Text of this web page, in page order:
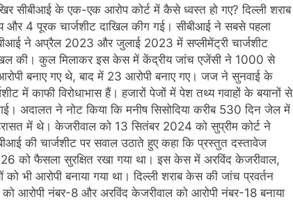
सीबीआई के एक-एक आरोप कोर्ट में कैसे ध्वस्त हो गए? दिल्ली शराब
4 पूरक चार्जशीट दाखिल कीग गई। सीबीआई ने सबसे पहला
ने अप्रैल 2023 और जुलाई 2023 में सप्लीमेंट्री चार्जशीट
की। कुल मिलाकर इस केस में केंद्रीय जांच एजेंसी ने 1000 से
बनाए गए थे, बाद में 23 आरोपी बनाए गए। जज ने सुनवाई के
में काफी विरोधाभास हैं। हजारों पेजों में पेश तथ्य गवाहों के बयानों से
अदालत ने नोट किया कि मनीष सिसोदिया करीब 530 दिन जेल में
में थे। केजरीवाल को 13 सितंबर 2024 को सुप्रीम कोर्ट ने
की चार्जशीट पर सवाल उठाते हुए कहा कि प्रस्तुत दस्तावेज
को फैसला सुरक्षित रखा गया था। इस केस में अरविंद केजरीवाल,
भी आरोपी बनाया गया था। दिल्ली शराब केस की जांच प्रवर्तन
आरोपी नंबर-8 और अरविंद केजरीवाल को आरोपी नंबर-18 बनाया